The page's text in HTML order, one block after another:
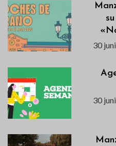
30
30